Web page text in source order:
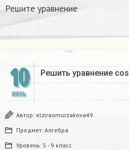
Решите уравнение
10
ИЮНЬ
Решить уравнение cos
Автор: elziraomurzakova49
Предмет: Алгебра
Уровень: 5 - 9 класс